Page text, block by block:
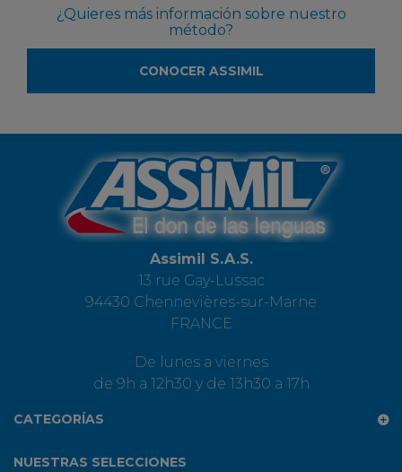
¿Quieres más información sobre nuestro
método?
CONOCER ASSIMIL
Assimil S.A.S.
13 rue Gay-Lussac
94430 Chennevières-sur-Marne
FRANCE
De lunes a viernes
de 9h a 12h30 y de 13h30 a 17h
CATEGORÍAS
NUESTRAS SELECCIONES